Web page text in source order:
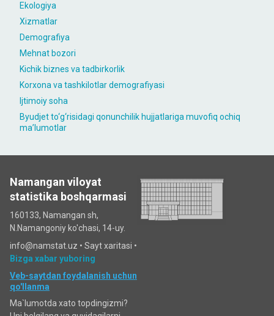
Ekologiya
Xizmatlar
Demografiya
Mehnat bozori
Kichik biznes va tadbirkorlik
Korxona va tashkilotlar demografiyasi
Ijtimoiy soha
Byudjet to‘g‘risidagi qonunchilik hujjatlariga muvofiq ochiq
maʼlumotlar
Namangan viloyat
statistika boshqarmasi
160133, Namangan sh,
N.Namangoniy ko'chasi, 14-uy.
info@namstat.uz • Sayt xaritasi •
Bizga xabar yuboring
Veb-saytdan foydalanish uchun
qo'llanma
Ma`lumotda xato topdingizmi?